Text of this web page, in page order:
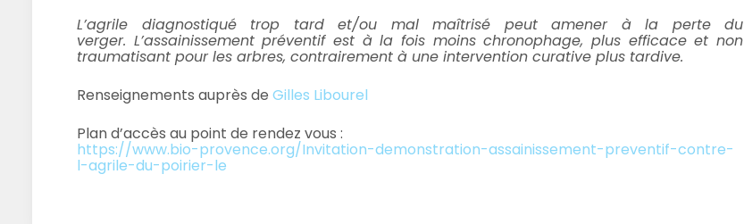
L’agrile diagnostiqué trop tard et/ou mal maîtrisé peut amener à la perte du
verger. L’assainissement préventif est à la fois moins chronophage, plus efficace et non
traumatisant pour les arbres, contrairement à une intervention curative plus tardive.
Renseignements auprès de Gilles Libourel
Plan d’accès au point de rendez vous :
https://www.bio-provence.org/Invitation-demonstration-assainissement-preventif-contre-
l-agrile-du-poirier-le